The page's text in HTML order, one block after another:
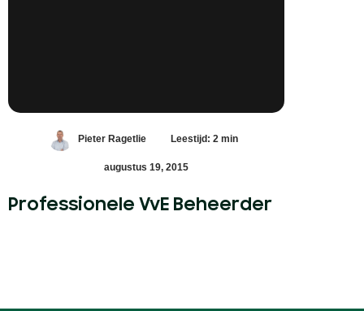
Pieter Ragetlie Leestijd: 2 min
augustus 19, 2015
Professionele VvE Beheerder